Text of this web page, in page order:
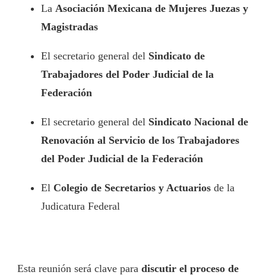
La Asociación Mexicana de Mujeres Juezas y
Magistradas
El secretario general del Sindicato de
Trabajadores del Poder Judicial de la
Federación
El secretario general del Sindicato Nacional de
Renovación al Servicio de los Trabajadores
del Poder Judicial de la Federación
El Colegio de Secretarios y Actuarios de la
Judicatura Federal
Esta reunión será clave para discutir el proceso de